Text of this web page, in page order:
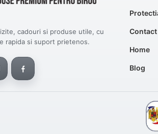
cadouri si produse utile, cu
rapida si suport prietenos.
Contact
Home
Blog